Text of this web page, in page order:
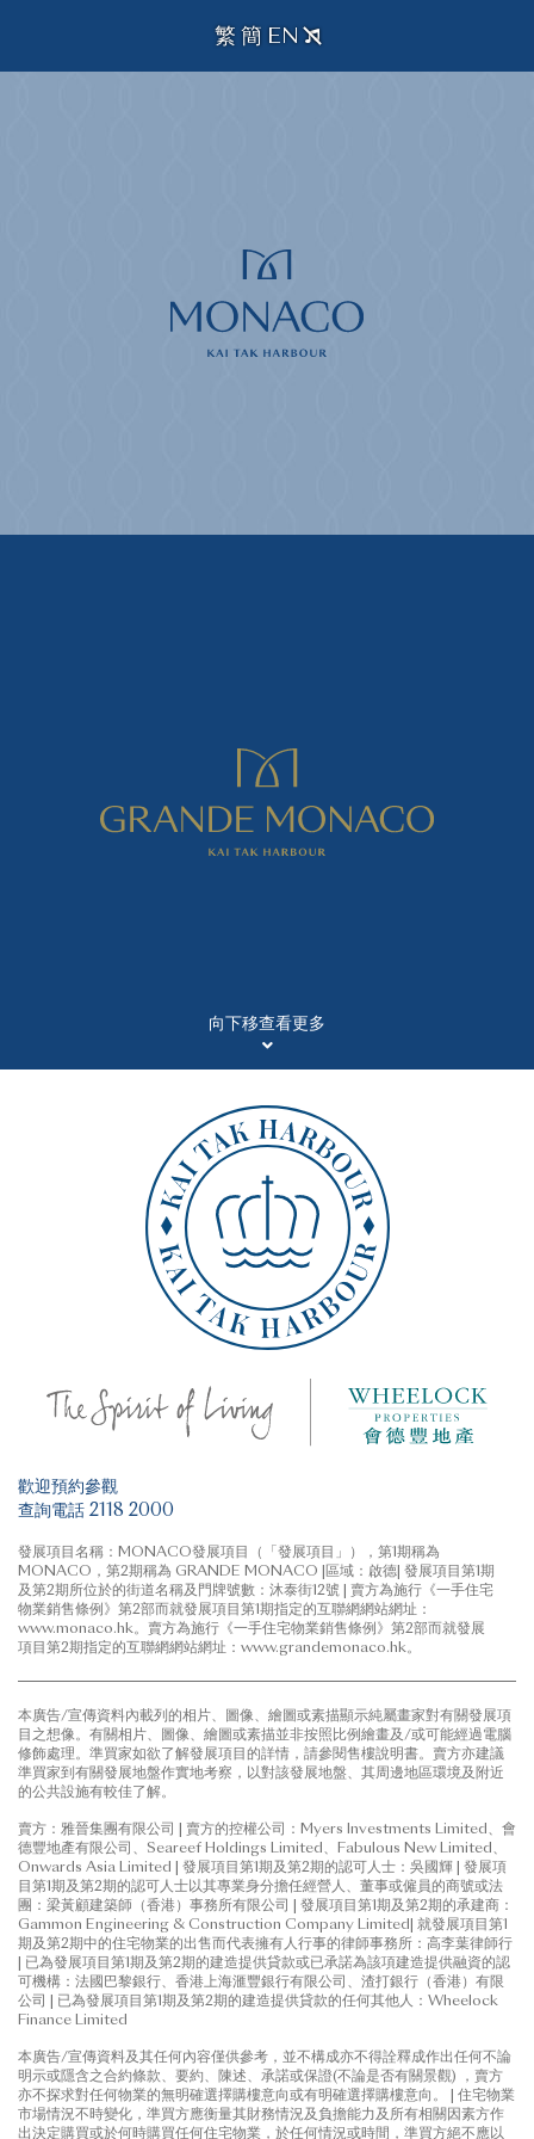
繁簡 EN
向下移查看更多
歡迎預約參觀
查詢電話 2118 2000
發展項目名稱：MONACO發展項目（「發展項目」），第1期稱為
MONACO，第2期稱為 GRANDE MONACO |區域：啟德| 發展項目第1期
及第2期所位於的街道名稱及門牌號數：沐泰街12號 | 賣方為施行《一手住宅
物業銷售條例》第2部而就發展項目第1期指定的互聯網網站網址：
www.monaco.hk。賣方為施行《一手住宅物業銷售條例》第2部而就發展
項目第2期指定的互聯網網站網址：www.grandemonaco.hk。
本廣告/宣傳資料內載列的相片、圖像、繪圖或素描顯示純屬畫家對有關發展項
目之想像。有關相片、圖像、繪圖或素描並非按照比例繪畫及/或可能經過電腦
修飾處理。準買家如欲了解發展項目的詳情，請參閱售樓說明書。賣方亦建議
準買家到有關發展地盤作實地考察，以對該發展地盤、其周邊地區環境及附近
的公共設施有較佳了解。
賣方：雅晉集團有限公司 | 賣方的控權公司：Myers Investments Limited、會
德豐地產有限公司、Seareef Holdings Limited、Fabulous New Limited、
Onwards Asia Limited | 發展項目第1期及第2期的認可人士：吳國輝 | 發展項
目第1期及第2期的認可人士以其專業身分擔任經營人、董事或僱員的商號或法
團：梁黃顧建築師（香港）事務所有限公司 | 發展項目第1期及第2期的承建商：
Gammon Engineering & Construction Company Limited| 就發展項目第1
期及第2期中的住宅物業的出售而代表擁有人行事的律師事務所：高李葉律師行
| 已為發展項目第1期及第2期的建造提供貸款或已承諾為該項建造提供融資的認
可機構：法國巴黎銀行、香港上海滙豐銀行有限公司、渣打銀行（香港）有限
公司 | 已為發展項目第1期及第2期的建造提供貸款的任何其他人：Wheelock
Finance Limited
本廣告/宣傳資料及其任何內容僅供參考，並不構成亦不得詮釋成作出任何不論
明示或隱含之合約條款、要約、陳述、承諾或保證(不論是否有關景觀) ，賣方
亦不探求對任何物業的無明確選擇購樓意向或有明確選擇購樓意向。 | 住宅物業
市場情況不時變化，準買方應衡量其財務情況及負擔能力及所有相關因素方作
出決定購買或於何時購買任何住宅物業，於任何情況或時間，準買方絕不應以